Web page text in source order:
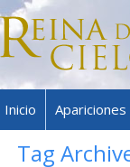
Inicio
Tag